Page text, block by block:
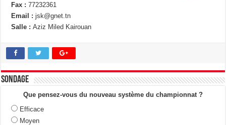
Fax : 77232361
Email :jsk@gnet.tn
Salle :Aziz Miled Kairouan
Sondage
Que pensez-vous du nouveau système du championnat ?
Efficace
Moyen